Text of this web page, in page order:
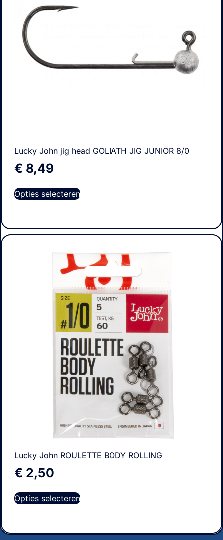
Lucky John jig head GOLIATH JIG JUNIOR 8/0
€ 8,49
Opties selecteren
Lucky John ROULETTE BODY ROLLING
€ 2,50
Opties selecteren